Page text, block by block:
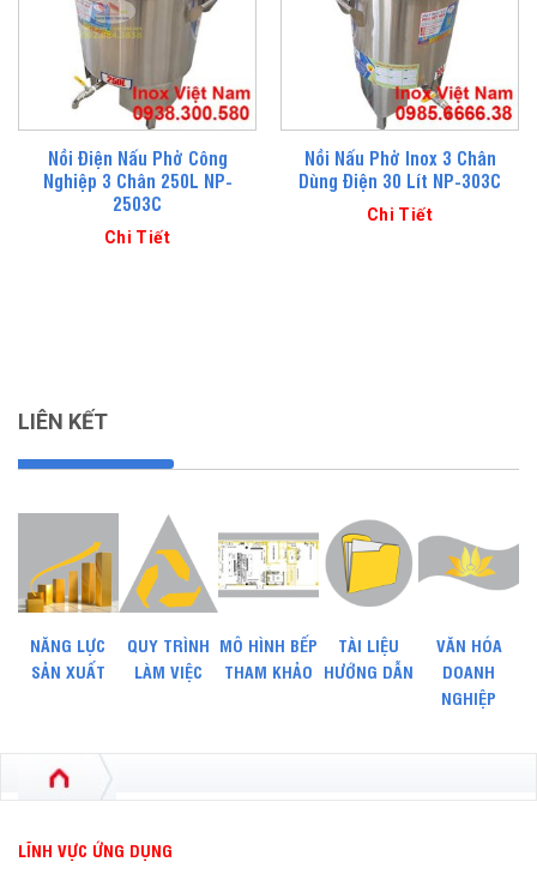
Nồi Điện Nấu Phở Công
Nghiệp 3 Chân 250L NP-
2503C
Chi Tiết
Nồi Nấu Phở Inox 3 Chân
Dùng Điện 30 Lít NP-303C
Chi Tiết
LIÊN KẾT
NĂNG LỰC
SẢN XUẤT
QUY TRÌNH
LÀM VIỆC
MÔ HÌNH BẾP
THAM KHẢO
TÀI LIỆU
HƯỚNG DẪN
VĂN HÓA
DOANH
NGHIỆP
LĨNH VỰC ỨNG DỤNG